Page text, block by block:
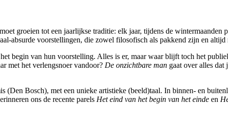
groeien tot een jaarlijkse traditie: elk jaar, tijdens de
absurde voorstellingen, die zowel filosofisch als pakkend zijn en altijd
begin van hun voorstelling. Alles is er, maar waar blijft toch het
met het verlengsnoer vandoor? De onzichtbare man gaat over alles
(Den Bosch), met een unieke artistieke (beeld)taal. In binnen- en
ons de recente parels Het eind van het begin van het einde en